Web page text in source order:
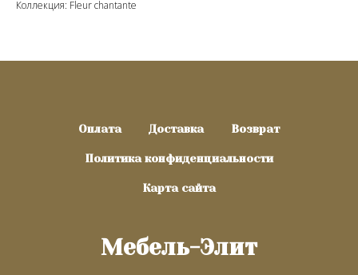
Коллекция: Fleur chantante
Оплата Доставка Возврат
Политика конфиденциальности
Карта сайта
Мебель-Элит